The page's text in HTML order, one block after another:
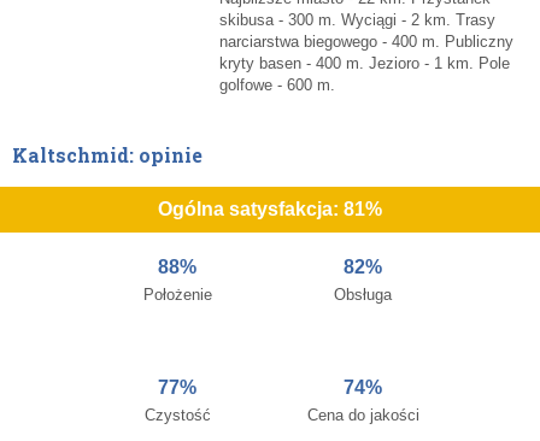
skibusa - 300 m. Wyciągi - 2 km. Trasy
narciarstwa biegowego - 400 m. Publiczny
kryty basen - 400 m. Jezioro - 1 km. Pole
golfowe - 600 m.
Kaltschmid: opinie
Ogólna satysfakcja: 81%
88%
Położenie
82%
Obsługa
77%
Czystość
74%
Cena do jakości